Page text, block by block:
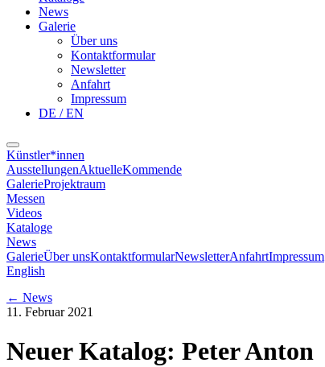
News
Galerie
Über uns
Kontaktformular
Newsletter
Anfahrt
Impressum
DE / EN
Künstler*innen
AusstellungenAktuelleKommende
GalerieProjektraum
Messen
Videos
Kataloge
News
GalerieÜber unsKontaktformularNewsletterAnfahrtImpressum
English
← News
11. Februar 2021
Neuer Katalog: Peter Anton